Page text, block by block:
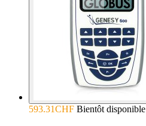
593.31CHF Bientôt disponible